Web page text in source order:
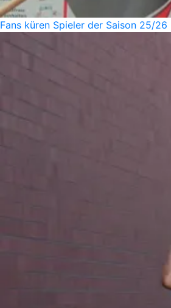
Fans küren Spieler der Saison 25/26